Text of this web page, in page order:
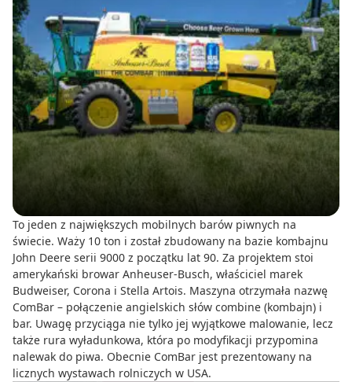
To jeden z największych mobilnych barów piwnych na
świecie. Waży 10 ton i został zbudowany na bazie kombajnu
John Deere serii 9000 z początku lat 90. Za projektem stoi
amerykański browar Anheuser-Busch, właściciel marek
Budweiser, Corona i Stella Artois. Maszyna otrzymała nazwę
ComBar – połączenie angielskich słów combine (kombajn) i
bar. Uwagę przyciąga nie tylko jej wyjątkowe malowanie, lecz
także rura wyładunkowa, która po modyfikacji przypomina
nalewak do piwa. Obecnie ComBar jest prezentowany na
licznych wystawach rolniczych w USA.